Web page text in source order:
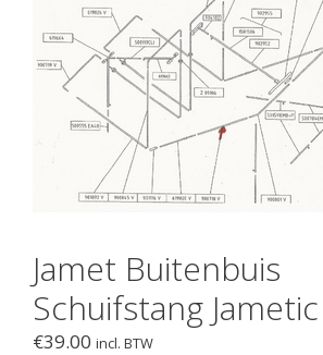
Jamet Buitenbuis
Schuifstang Jametic
€39.00 incl. BTW